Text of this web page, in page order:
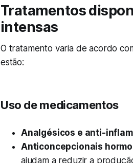
Tratamentos
intensas
O tratamento varia de acordo
estão:
Uso de medicamentos
Analgésicos e anti-
Anticoncepcionais
ajudam a reduzir a